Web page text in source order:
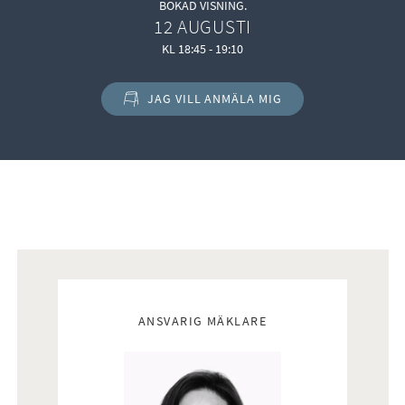
Generöst vardagsrum med härlig rymd, fint ljusinsläpp och
tydlig vindsvåningskaraktär. De stora fönsterpartierna
släpper in rikligt med ljus och tillsammans med snedtaket
skapas ett rum med både personlighet och harmoni.
Här finns gott om plats för en större soffgrupp, mediamöbel
luckor, mörk bänkskiva och en effektfull mörk kakelvägg som
större matbord. Placeringen intill vardagsrummet gör det
BOKAD VISNING.
12 AUGUSTI
KL 18:45 - 19:10
JAG VILL ANMÄLA MIG
ANSVARIG MÄKLARE